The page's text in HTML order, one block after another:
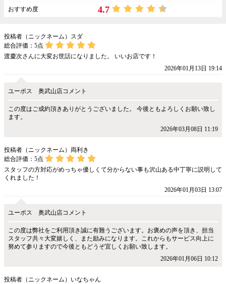
おすすめ度 4.7
投稿者（ニックネーム）スダ
総合評価： 5点
渡慶次さんに大変お世話になりました。 いいお店です！
2026年01月13日 19:14
ユーポス 奥武山店コメント
この度はご成約頂きありがとうございました。 今後ともよろしくお願い致し
ます。
2026年03月08日 11:19
投稿者（ニックネーム）両利き
総合評価： 5点
スタッフの方対応がめっちゃ優しくて分からない事も沢山ある中丁寧に説明して
くれました！
2026年01月03日 13:07
ユーポス 奥武山店コメント
この度は弊社をご利用頂き誠に有難うございます。お褒めの声を頂き、担当
スタッフ共々大変嬉しく、また励みになります。これからもサービス向上に
努めて参りますので今後ともどうぞ宜しくお願い致します。
2026年01月06日 10:12
投稿者（ニックネーム）いなちゃん